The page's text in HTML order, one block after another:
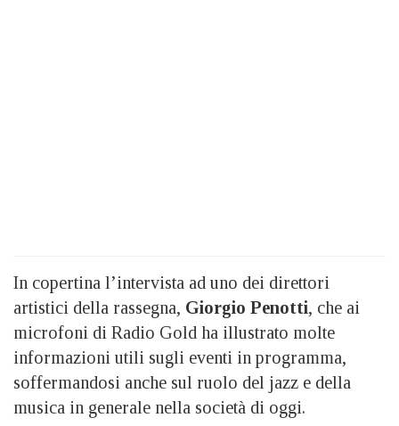
In copertina l’intervista ad uno dei direttori
artistici della rassegna, Giorgio Penotti, che ai
microfoni di Radio Gold ha illustrato molte
informazioni utili sugli eventi in programma,
soffermandosi anche sul ruolo del jazz e della
musica in generale nella società di oggi.